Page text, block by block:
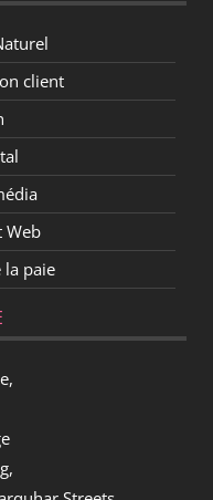
client
Web
la paie